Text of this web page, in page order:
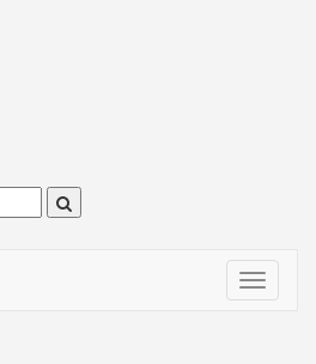
Toggle